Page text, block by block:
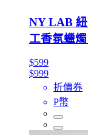
NY LAB
工香氛蠟
$599
$999
折價券
P幣